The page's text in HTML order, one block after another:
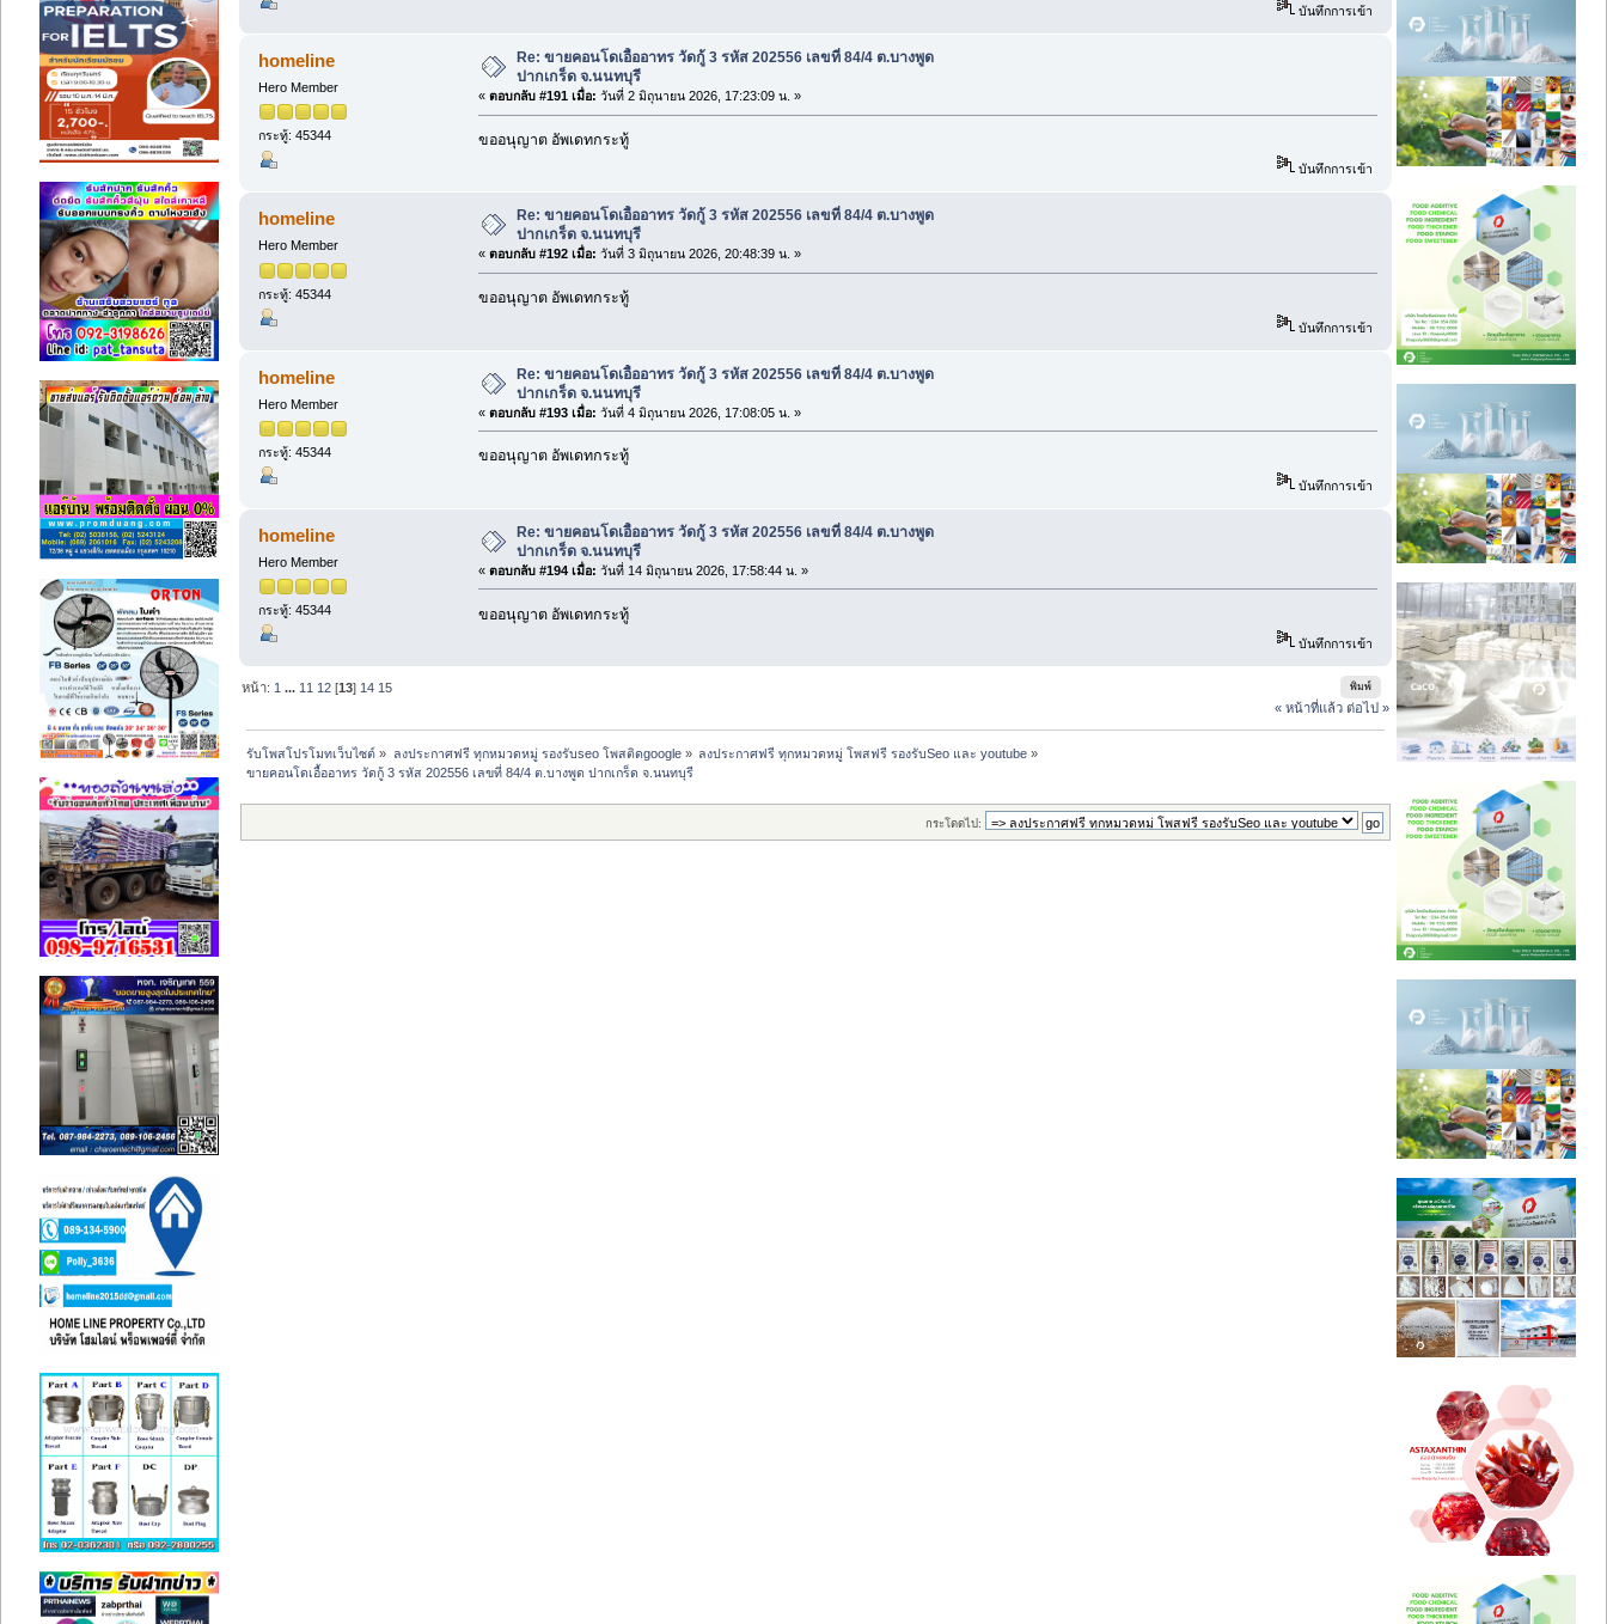
บันทึกการเข้า
homeline
Hero Member
กระทู้: 45344
Re: ขายคอนโดเอื้ออาทร วัดกู้ 3 รหัส 202556 เลขที่ 84/4 ต.บางพูด
ปากเกร็ด จ.นนทบุรี
« ตอบกลับ #191 เมื่อ: วันที่ 2 มิถุนายน 2026, 17:23:09 น. »
ขออนุญาต อัพเดทกระทู้
บันทึกการเข้า
homeline
Hero Member
กระทู้: 45344
Re: ขายคอนโดเอื้ออาทร วัดกู้ 3 รหัส 202556 เลขที่ 84/4 ต.บางพูด
ปากเกร็ด จ.นนทบุรี
« ตอบกลับ #192 เมื่อ: วันที่ 3 มิถุนายน 2026, 20:48:39 น. »
ขออนุญาต อัพเดทกระทู้
บันทึกการเข้า
homeline
Hero Member
กระทู้: 45344
Re: ขายคอนโดเอื้ออาทร วัดกู้ 3 รหัส 202556 เลขที่ 84/4 ต.บางพูด
ปากเกร็ด จ.นนทบุรี
« ตอบกลับ #193 เมื่อ: วันที่ 4 มิถุนายน 2026, 17:08:05 น. »
ขออนุญาต อัพเดทกระทู้
บันทึกการเข้า
homeline
Hero Member
กระทู้: 45344
Re: ขายคอนโดเอื้ออาทร วัดกู้ 3 รหัส 202556 เลขที่ 84/4 ต.บางพูด
ปากเกร็ด จ.นนทบุรี
« ตอบกลับ #194 เมื่อ: วันที่ 14 มิถุนายน 2026, 17:58:44 น. »
ขออนุญาต อัพเดทกระทู้
บันทึกการเข้า
พิมพ์
หน้า: 1 ... 11 12 [13] 14 15
« หน้าที่แล้ว ต่อไป »
รับโพสโปรโมทเว็บไซต์ » ลงประกาศฟรี ทุกหมวดหมู่ รองรับseo โพสติดgoogle» ลงประกาศฟรี ทุกหมวดหมู่ โพสฟรี รองรับSeo และ youtube»
ขายคอนโดเอื้ออาทร วัดกู้ 3 รหัส 202556 เลขที่ 84/4 ต.บางพูด ปากเกร็ด จ.นนทบุรี
กระโดดไป: